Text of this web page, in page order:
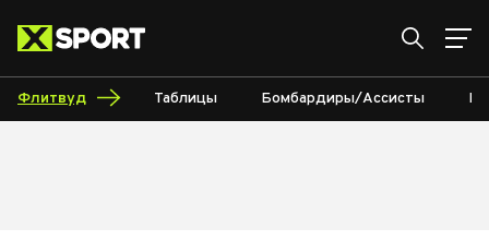
Флитвуд Таблицы Бомбардиры/Ассисты